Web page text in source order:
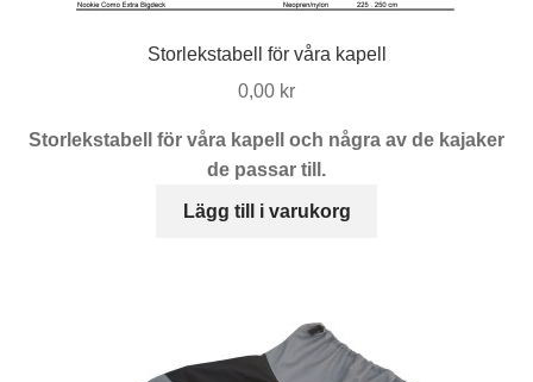
Storlekstabell för våra kapell
0,00 kr
Storlekstabell för våra kapell och några av de kajaker
de passar till.
Lägg till i varukorg